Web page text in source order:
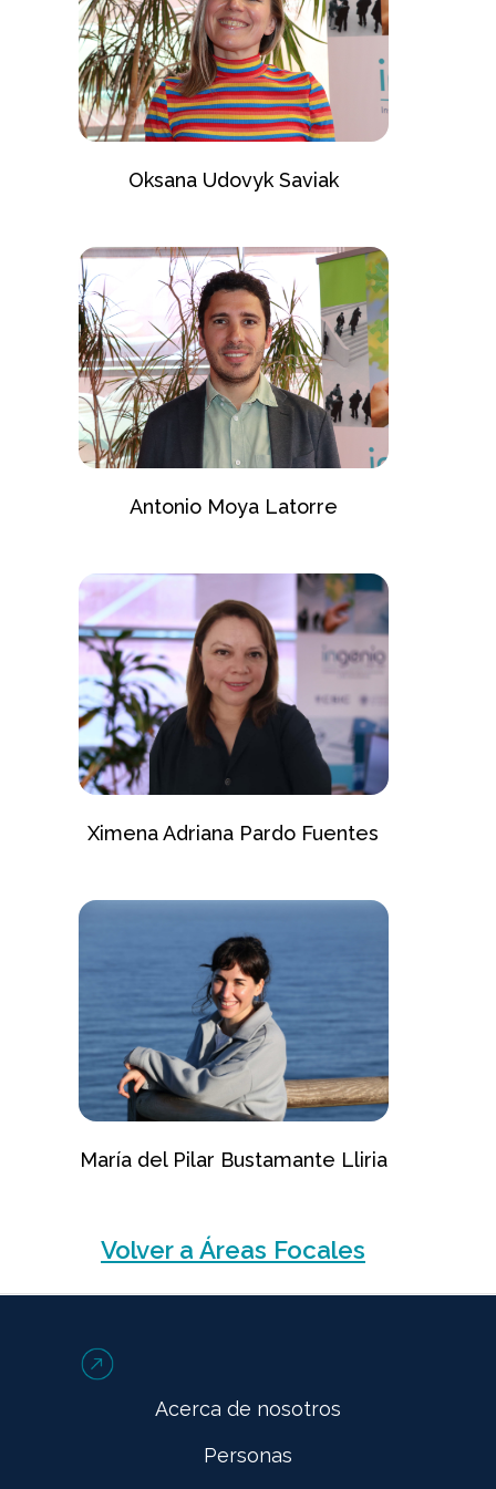
Oksana Udovyk Saviak
Antonio Moya Latorre
Ximena Adriana Pardo Fuentes
María del Pilar Bustamante Lliria
Volver a Áreas Focales
Acerca de nosotros
Personas